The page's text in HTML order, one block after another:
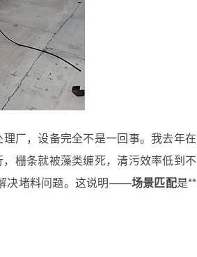
厂，设备完全不是一回事。我去年在
栅条就被藻类缠死，清污效率低到不
决堵料问题。这说明——场景匹配是**